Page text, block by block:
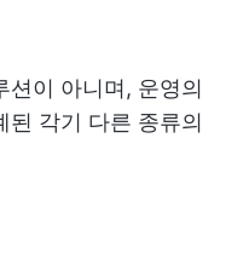
션이 아니며, 운영의
된 각기 다른 종류의